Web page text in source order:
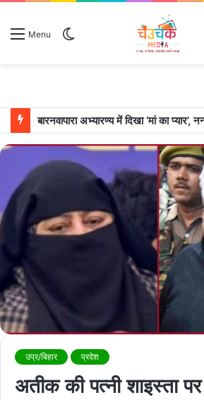
Menu
उप्र/बिहार प्रदेश
अतीक की पत्नी शाइस्ता